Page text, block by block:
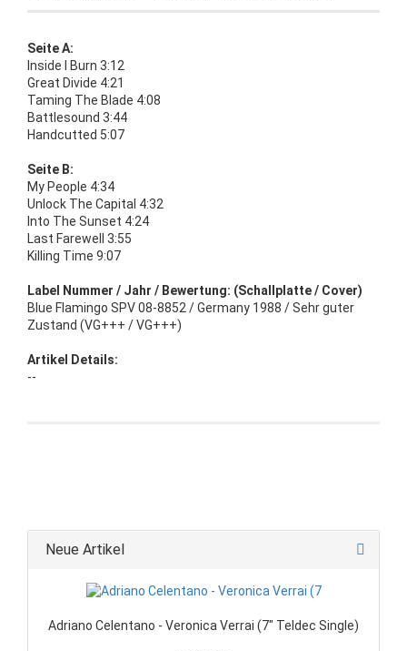
Seite A:
Inside I Burn 3:12
Great Divide 4:21
Taming The Blade 4:08
Battlesound 3:44
Handcutted 5:07
Seite B:
My People 4:34
Unlock The Capital 4:32
Into The Sunset 4:24
Last Farewell 3:55
Killing Time 9:07
Label Nummer / Jahr / Bewertung: (Schallplatte / Cover)
Blue Flamingo SPV 08-8852 / Germany 1988 / Sehr guter
Zustand (VG+++ / VG+++)
Artikel Details:
--
Neue Artikel
Adriano Celentano - Veronica Verrai (7" Teldec Single)